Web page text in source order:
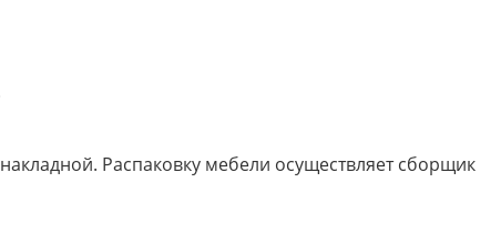
Распаковку мебели осуществляет сборщик